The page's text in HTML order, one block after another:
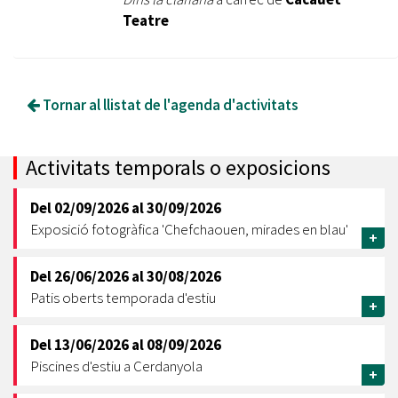
Teatre
Tornar al llistat de l'agenda d'activitats
Activitats temporals o exposicions
Del02/09/2026al30/09/2026
Exposició fotogràfica 'Chefchaouen, mirades en blau'
+
Del26/06/2026al30/08/2026
Patis oberts temporada d'estiu
+
Del13/06/2026al08/09/2026
Piscines d'estiu a Cerdanyola
+